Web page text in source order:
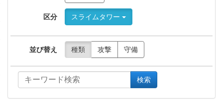
区分 スライムタワー
並び替え 種類 攻撃 守備
検索